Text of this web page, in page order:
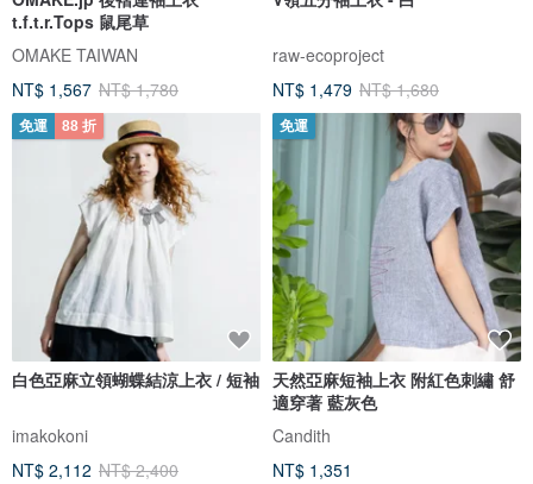
t.f.t.r.Tops 鼠尾草
OMAKE TAIWAN
NT$ 1,567 NT$ 1,780
raw-ecoproject
NT$ 1,479 NT$ 1,680
免運 88 折
白色亞麻立領蝴蝶結涼上衣 / 短袖
imakokoni
NT$ 2,112 NT$ 2,400
免運
天然亞麻短袖上衣 附紅色刺繡 舒
適穿著 藍灰色
Candith
NT$ 1,351